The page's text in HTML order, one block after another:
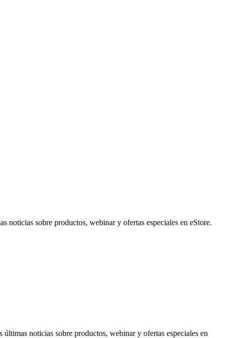
sobre productos, webinar y ofertas especiales en eStore.
noticias sobre productos, webinar y ofertas especiales en